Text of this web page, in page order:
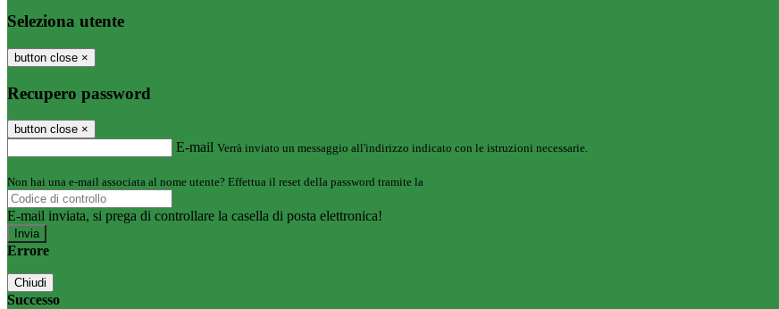
Seleziona utente
button close ×
Recupero password
button close ×
E-mail Verrà inviato un messaggio all'indirizzo indicato con le istruzioni necessarie.
Non hai una e-mail associata al nome utente? Effettua il reset della password tramite la
E-mail inviata, si prega di controllare la casella di posta elettronica!
Errore
Chiudi
Successo